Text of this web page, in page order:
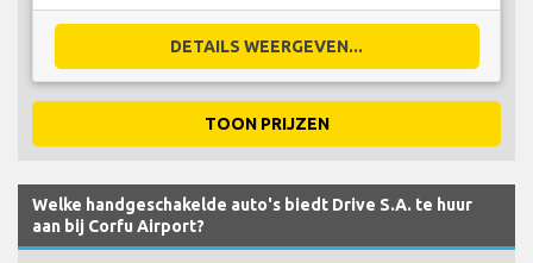
DETAILS WEERGEVEN...
TOON PRIJZEN
Welke handgeschakelde auto's biedt Drive S.A. te huur
aan bij Corfu Airport?